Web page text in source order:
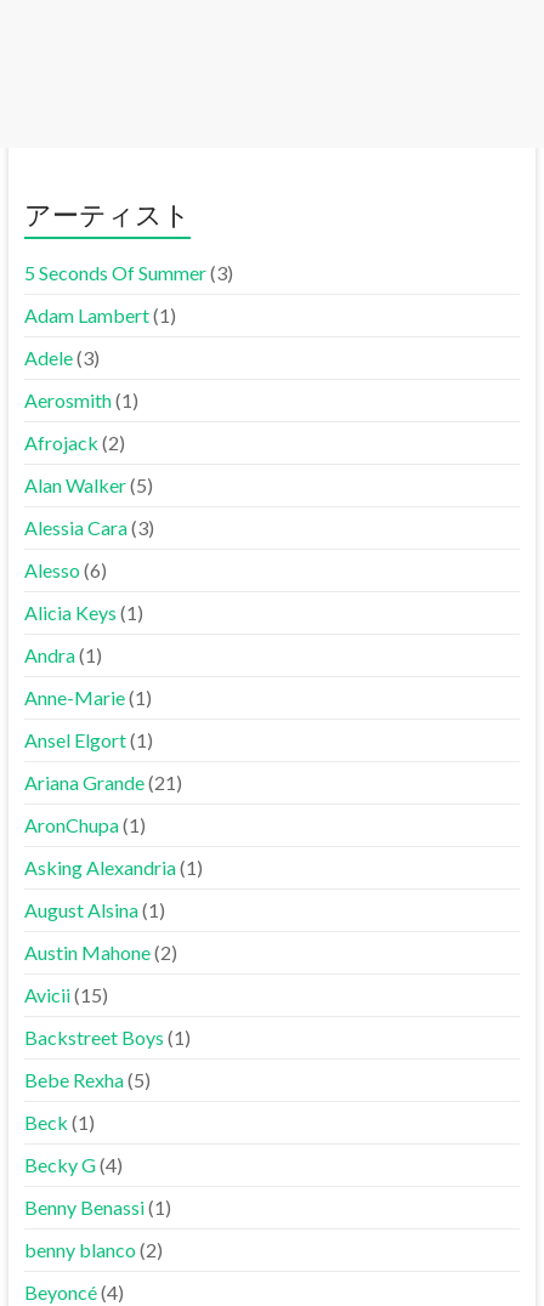
アーティスト
5 Seconds Of Summer(3)
Adam Lambert(1)
Adele(3)
Aerosmith(1)
Afrojack (2)
Alan Walker(5)
Alessia Cara(3)
Alesso(6)
Alicia Keys (1)
Andra(1)
Anne-Marie(1)
Ansel Elgort(1)
Ariana Grande(21)
AronChupa(1)
Asking Alexandria(1)
August Alsina(1)
Austin Mahone(2)
Avicii(15)
Backstreet Boys (1)
Bebe Rexha(5)
Beck (1)
Becky G(4)
Benny Benassi(1)
benny blanco(2)
Beyoncé(4)